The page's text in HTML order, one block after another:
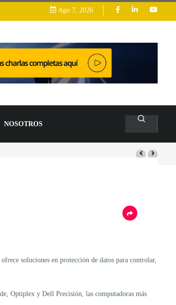
Ago 7, 2026
NOSOTROS
soluciones en protección de datos para controlar,
Optiplex y Dell Precisión, las computadoras más